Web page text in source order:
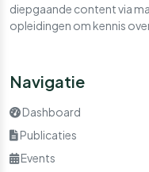
diepgaande content via
opleidingen om kennis
Navigatie
Dashboard
Publicaties
Events